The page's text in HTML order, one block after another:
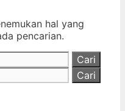
hal yang
pencarian.